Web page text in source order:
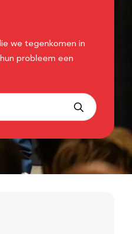
we tegenkomen in
probleem een